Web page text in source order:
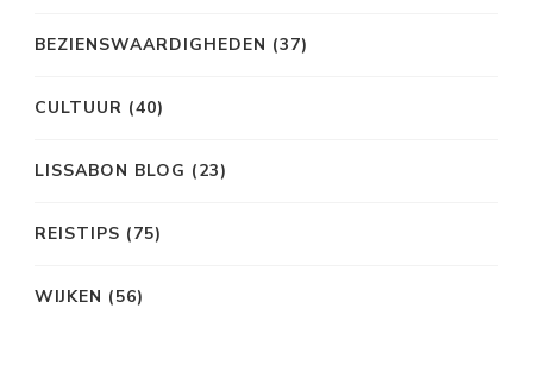
BEZIENSWAARDIGHEDEN (37)
CULTUUR (40)
LISSABON BLOG (23)
REISTIPS (75)
WIJKEN (56)